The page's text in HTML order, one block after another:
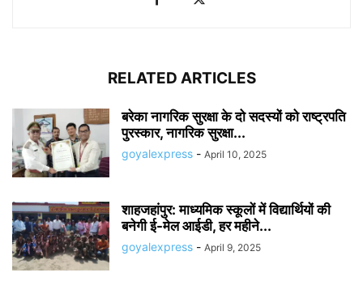
RELATED ARTICLES
बरेका नागरिक सुरक्षा के दो सदस्यों को राष्ट्रपति
पुरस्कार, नागरिक सुरक्षा...
goyalexpress - April 10, 2025
शाहजहांपुर: माध्यमिक स्कूलाें में विद्यार्थियों की
बनेगी ई-मेल आईडी, हर महीने...
goyalexpress - April 9, 2025